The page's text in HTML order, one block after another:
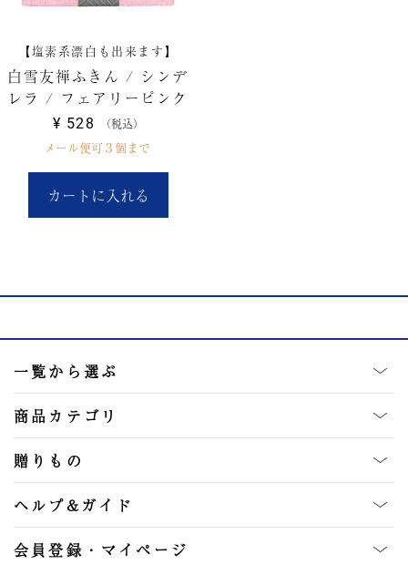
【塩素系漂白も出来ます】
白雪友禅ふきん / シンデ
レラ / フェアリーピンク
¥ 528 税込
メール便可３個まで
カートに入れる
一覧から選ぶ
商品カテゴリ
贈りもの
ヘルプ&ガイド
会員登録・マイページ